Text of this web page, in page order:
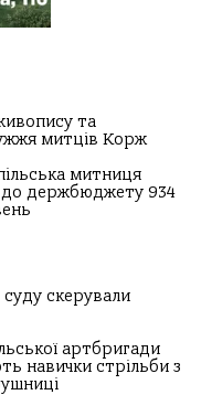
та
митців Корж
митниця
до держбюджету 934
скерували
артбригади
навички стрільби з